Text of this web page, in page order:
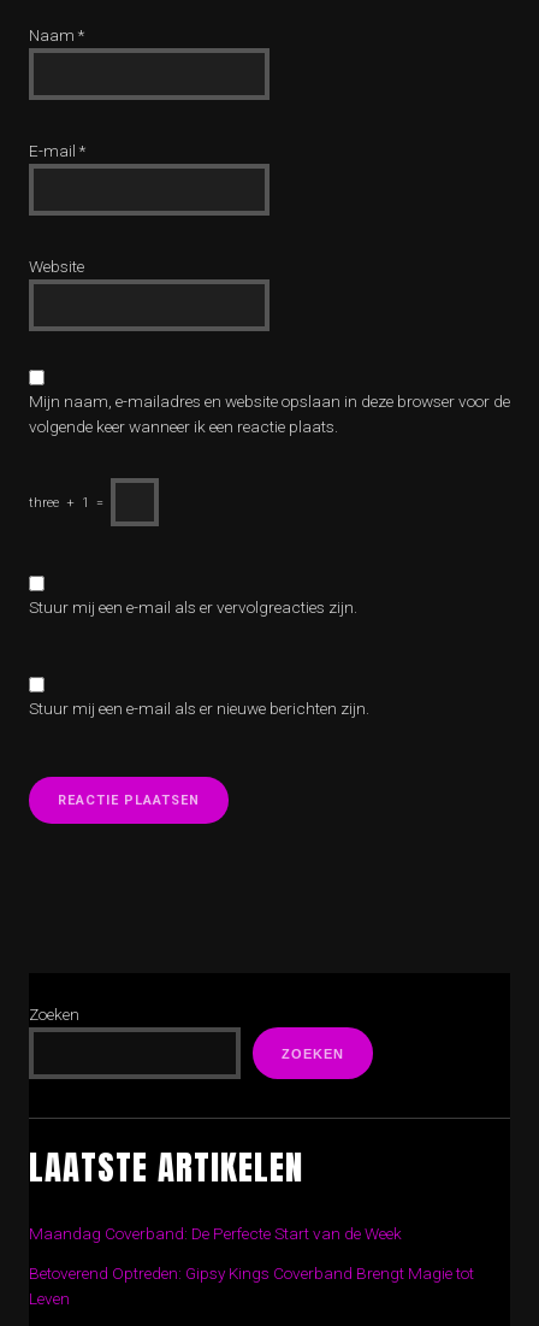
Naam *
E-mail *
Website
Mijn naam, e-mailadres en website opslaan in deze browser voor de
volgende keer wanneer ik een reactie plaats.
three + 1 =
Stuur mij een e-mail als er vervolgreacties zijn.
Stuur mij een e-mail als er nieuwe berichten zijn.
Zoeken
ZOEKEN
LAATSTE ARTIKELEN
Maandag Coverband: De Perfecte Start van de Week
Betoverend Optreden: Gipsy Kings Coverband Brengt Magie tot
Leven